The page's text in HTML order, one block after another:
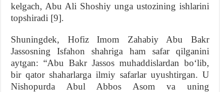
kelgach, Abu Ali Shoshiy unga ustozining ishlarini
topshiradi [9].
Shuningdek, Hofiz Imom Zahabiy Abu Bakr
Jassosning Isfahon shahriga ham safar qilganini
aytgan: “Abu Bakr Jassos muhaddislardan bo‘lib,
bir qator shaharlarga ilmiy safarlar uyushtirgan. U
Nishopurda Abul Abbos Asom va uning